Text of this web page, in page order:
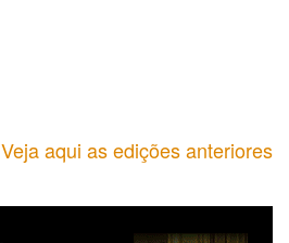
Veja aqui as edições anteriores